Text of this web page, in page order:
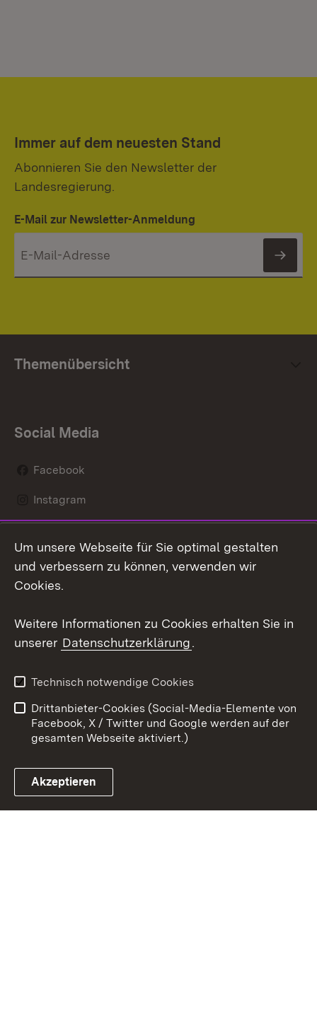
Immer auf dem neuesten Stand
Abonnieren Sie den Newsletter der
Landesregierung.
E-Mail zur Newsletter-Anmeldung
Themenübersicht
Social Media
Facebook
Instagram
Mastodon
Youtube
Link zum Landesportal
Kontakt
Datenschutz
Barrierefreiheit
Impressum Cookies
Um unsere Webseite für Sie optimal gestalten
und verbessern zu können, verwenden wir
Cookies.
Weitere Informationen zu Cookies erhalten Sie in
unserer Datenschutzerklärung.
Technisch notwendige Cookies
Drittanbieter-Cookies (Social-Media-Elemente von
Facebook, X / Twitter und Google werden auf der
gesamten Webseite aktiviert.)
Akzeptieren